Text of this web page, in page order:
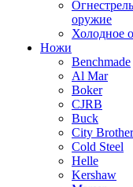
оружие
Холодное
Ножи
Benchmade
Al Mar
Boker
CJRB
Buck
City Brother
Cold Steel
Helle
Kershaw